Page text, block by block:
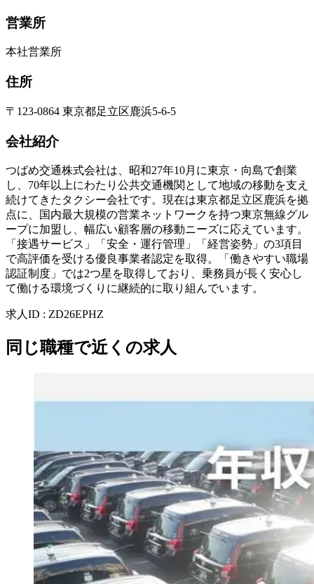
営業所
本社営業所
住所
〒123-0864 東京都足立区鹿浜5-6-5
会社紹介
つばめ交通株式会社は、昭和27年10月に東京・向島で創業
し、70年以上にわたり公共交通機関として地域の移動を支え
続けてきたタクシー会社です。現在は東京都足立区鹿浜を拠
点に、国内最大規模の営業ネットワークを持つ東京無線グル
ープに加盟し、幅広い顧客層の移動ニーズに応えています。
「接遇サービス」「安全・運行管理」「経営姿勢」の3項目
で高評価を受ける優良事業者認定を取得。「働きやすい職場
認証制度」では2つ星を取得しており、乗務員が長く安心し
て働ける環境づくりに継続的に取り組んでいます。
求人ID : ZD26EPHZ
同じ職種で近くの求人